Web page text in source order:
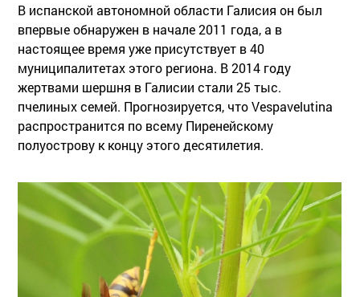
В испанской автономной области Галисия он был
впервые обнаружен в начале 2011 года, а в
настоящее время уже присутствует в 40
муниципалитетах этого региона. В 2014 году
жертвами шершня в Галисии стали 25 тыс.
пчелиных семей. Прогнозируется, что Vespavelutina
распространится по всему Пиренейскому
полуострову к концу этого десятилетия.